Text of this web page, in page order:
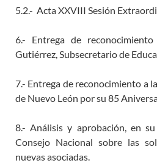
5.2.- Acta XXVIII Sesión
6.- Entrega de
Gutiérrez, Subsecretario de
7.- Entrega de reconocimiento a
de Nuevo León por su 85
8.- Análisis y aprobación, en
Consejo Nacional sobre las
nuevas asociadas.